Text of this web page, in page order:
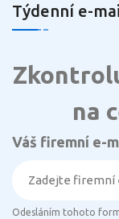
Týdenní e-
na
Váš firemní e-
Odesláním tohoto